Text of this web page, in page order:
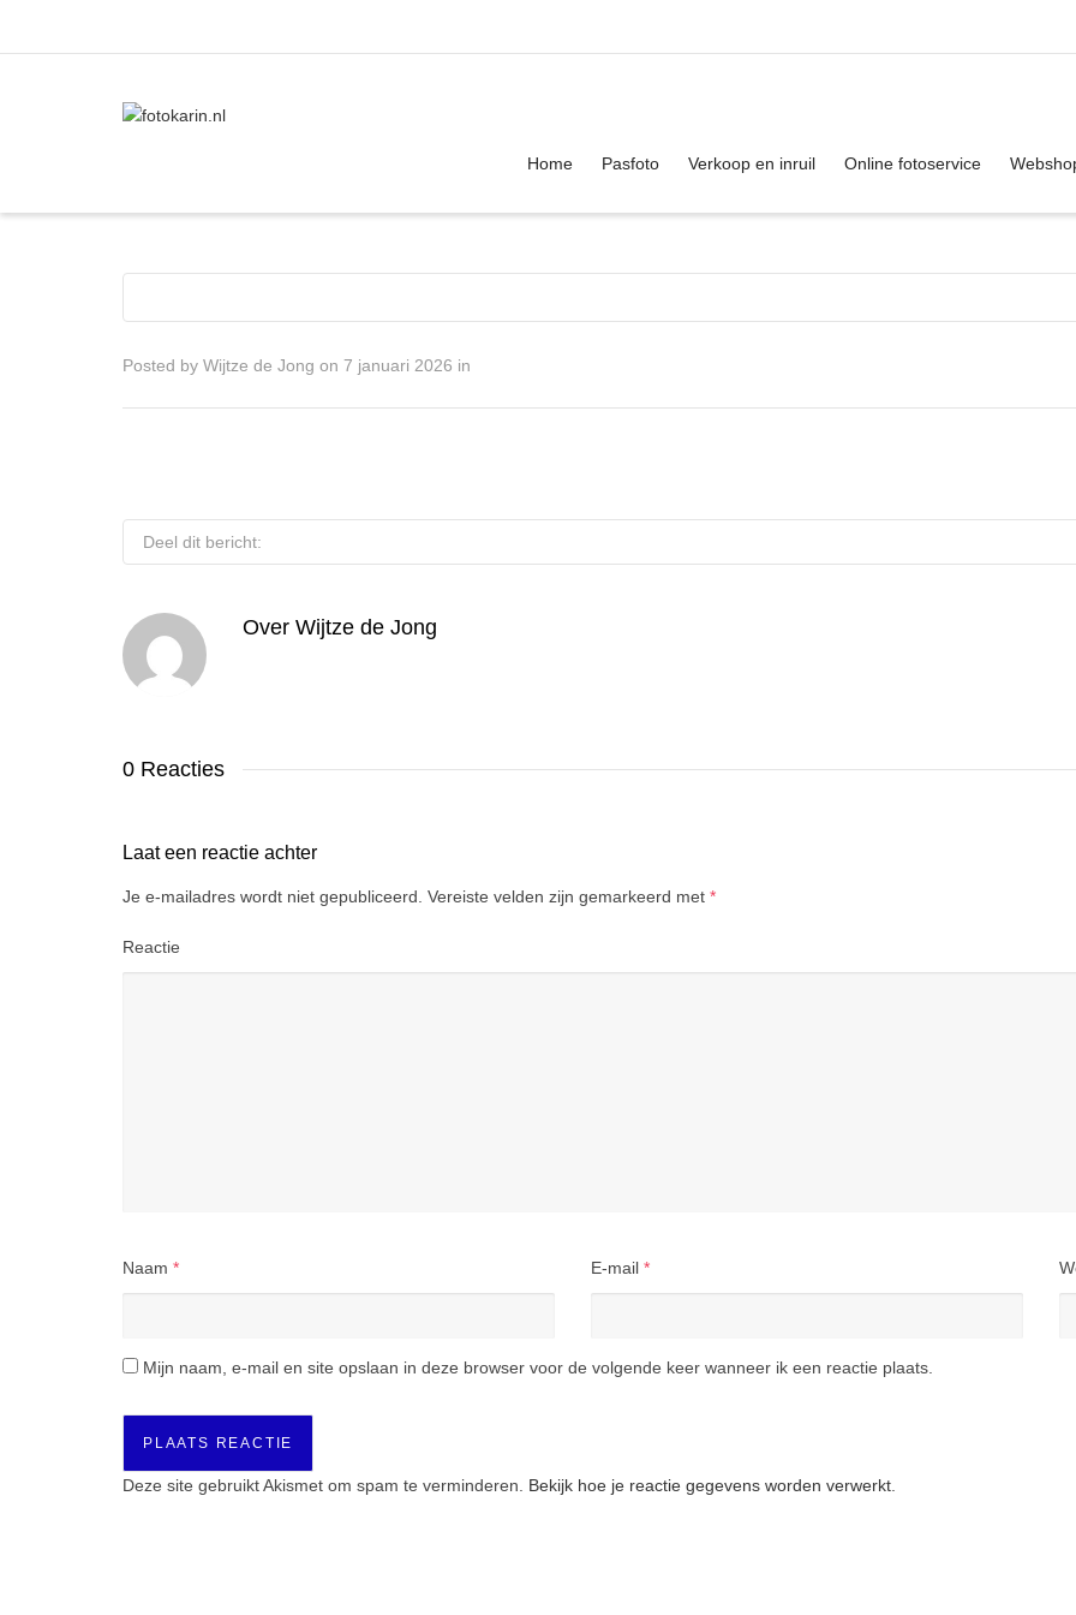
I'm looking for product in a size size . Show me the colour items.
Home Pasfoto Verkoop en inruil Online fotoservice
Posted by Wijtze de Jong on 7 januari 2026 in
Deel dit bericht:
Over Wijtze de Jong
0 Reacties
Laat een reactie achter
Je e-mailadres wordt niet gepubliceerd. Vereiste velden zijn gemarkeerd met *
Reactie
Naam * E-mail *
Mijn naam, e-mail en site opslaan in deze browser voor de volgende keer wanneer ik een reactie plaats.
Deze site gebruikt Akismet om spam te verminderen. Bekijk hoe je reactie gegevens worden verwerkt